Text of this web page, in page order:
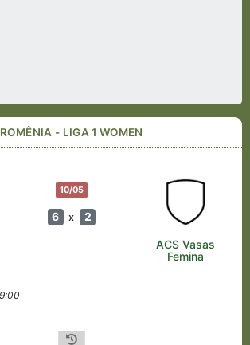
ROMÊNIA - LIGA 1 WOMEN
10/05
6 x 2
ACS Vasas
Femina